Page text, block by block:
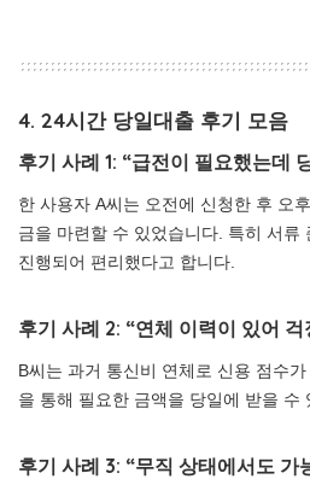
4. 24시간 당일대출 후기 모음
후기 사례 1: “급전이 필요했는데
한 사용자 A씨는 오전에 신청한 후 오
금을 마련할 수 있었습니다. 특히 서류
진행되어 편리했다고 합니다.
후기 사례 2: “연체 이력이 있어
B씨는 과거 통신비 연체로 신용 점수
을 통해 필요한 금액을 당일에 받을 수
후기 사례 3: “무직 상태에서도 가